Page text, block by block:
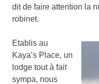
dit de faire attention la
robinet.
Etablis au
Kaya’s Place, un
lodge tout à fait
sympa, nous